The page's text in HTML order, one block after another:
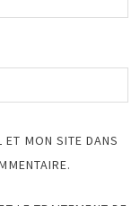
MON SITE DANS